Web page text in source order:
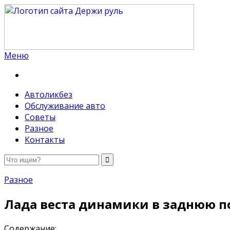
Меню
Автоликбез
Обслуживание авто
Советы
Разное
Контакты
Разное
Лада веста динамики в заднюю